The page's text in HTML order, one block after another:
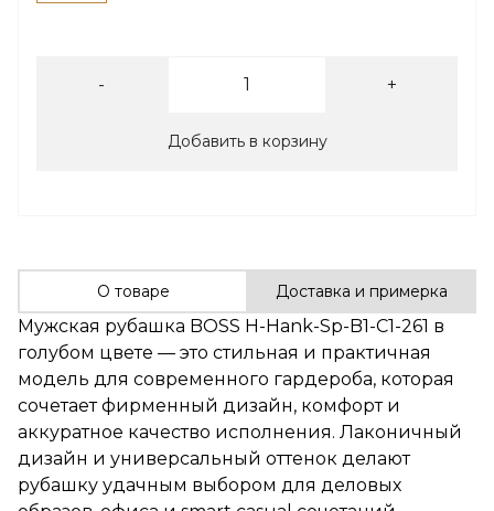
- +
Добавить в корзину
О товаре Доставка и примерка
Мужская рубашка BOSS H-Hank-Sp-B1-C1-261 в
голубом цвете — это стильная и практичная
модель для современного гардероба, которая
сочетает фирменный дизайн, комфорт и
аккуратное качество исполнения. Лаконичный
дизайн и универсальный оттенок делают
рубашку удачным выбором для деловых